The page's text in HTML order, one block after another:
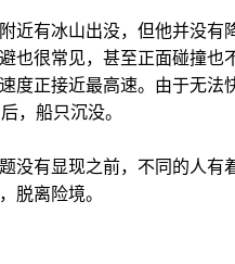
近有冰山出没，但他并没有
也很常见，甚至正面碰撞也
度正接近最高速。由于无法
，船只沉没。
没有显现之前，不同的人有
脱离险境。